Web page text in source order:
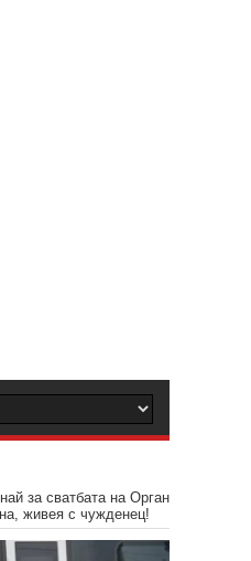
за сватбата на Орган
живея с чужденец!